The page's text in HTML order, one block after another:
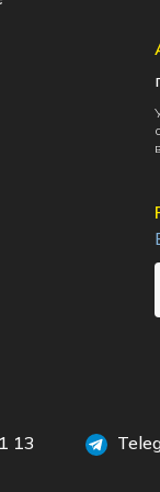
13